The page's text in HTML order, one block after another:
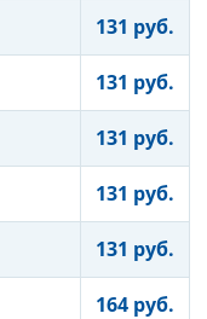
131 руб.
131 руб.
131 руб.
131 руб.
131 руб.
164 руб.